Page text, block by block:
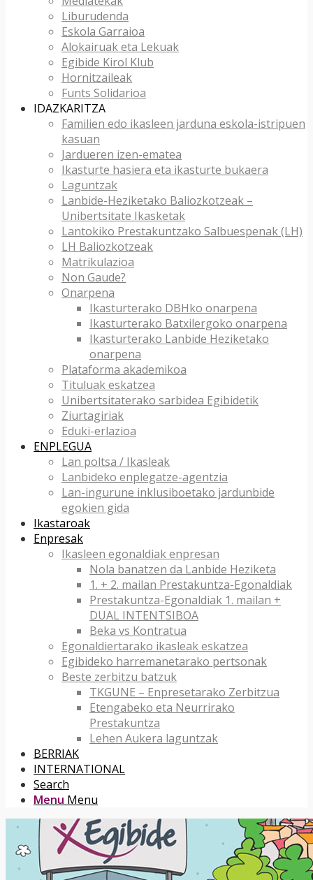
Liburudenda
Eskola Garraioa
Alokairuak eta Lekuak
Egibide Kirol Klub
Hornitzaileak
Funts Solidarioa
IDAZKARITZA
Familien edo ikasleen jarduna eskola-istripuen
kasuan
Jardueren izen-ematea
Ikasturte hasiera eta ikasturte bukaera
Laguntzak
Lanbide-Heziketako Baliozkotzeak –
Unibertsitate Ikasketak
Lantokiko Prestakuntzako Salbuespenak (LH)
LH Baliozkotzeak
Matrikulazioa
Non Gaude?
Onarpena
Ikasturterako DBHko onarpena
Ikasturterako Batxilergoko onarpena
Ikasturterako Lanbide Heziketako
onarpena
Plataforma akademikoa
Tituluak eskatzea
Unibertsitaterako sarbidea Egibidetik
Ziurtagiriak
Eduki-erlazioa
ENPLEGUA
Lan poltsa / Ikasleak
Lanbideko enplegatze-agentzia
Lan-ingurune inklusiboetako jardunbide
egokien gida
Ikastaroak
Enpresak
Ikasleen egonaldiak enpresan
Nola banatzen da Lanbide Heziketa
1. + 2. mailan Prestakuntza-Egonaldiak
Prestakuntza-Egonaldiak 1. mailan +
DUAL INTENTSIBOA
Beka vs Kontratua
Egonaldiertarako ikasleak eskatzea
Egibideko harremanetarako pertsonak
Beste zerbitzu batzuk
TKGUNE – Enpresetarako Zerbitzua
Etengabeko eta Neurrirako
Prestakuntza
Lehen Aukera laguntzak
BERRIAK
INTERNATIONAL
Search
Menu Menu